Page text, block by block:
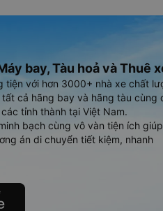
bay, Tàu hoả và Thuê
với hơn 3000+ nhà xe chất
cả hãng bay và hãng tàu cùng
tỉnh thành tại Việt Nam.
bạch cùng vô vàn tiện ích giúp
án di chuyển tiết kiệm, nhanh